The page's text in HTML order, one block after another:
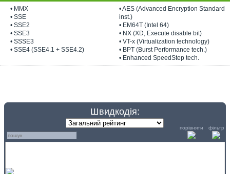
• MMX
• SSE
• SSE2
• SSE3
• SSSE3
• SSE4 (SSE4.1 + SSE4.2)
• AES (Advanced Encryption Standard
inst.)
• EM64T (Intel 64)
• NX (XD, Execute disable bit)
• VT-x (Virtualization technology)
• BPT (Burst Performance tech.)
• Enhanced SpeedStep tech.
Швидкодія:
порівняти фільтр